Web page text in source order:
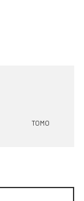
TOMO